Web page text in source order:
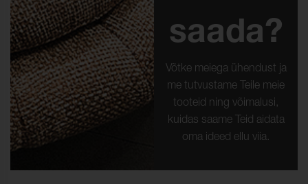
saada?
Võtke meiega ühendust ja
me tutvustame Teile meie
tooteid ning võimalusi,
kuidas saame Teid aidata
oma ideed ellu viia.